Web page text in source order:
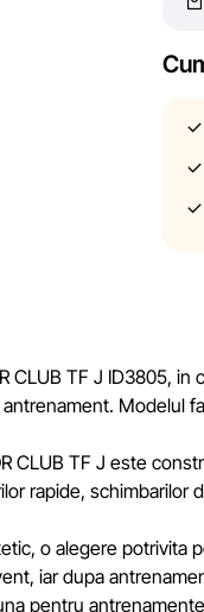
și
CLUB TF J ID3805,
Modelul
CLUB TF J este
rapide,
o alegere
iar dupa
pentru